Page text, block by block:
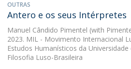
OUTRAS
Antero e os seus Intérpretes
Manuel Cândido Pimentel (with
2023. MIL - Movimento Internacional
Estudos Humanísticos da
Filosofia Luso-Brasileira